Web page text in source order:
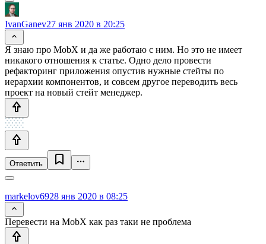
IvanGanev27 янв 2020 в 20:25
Я знаю про MobX и да же работаю с ним. Но это не имеет
никакого отношения к статье. Одно дело провести
рефакторинг приложения опустив нужные стейты по
иерархии компонентов, и совсем другое переводить весь
проект на новый стейт менеджер.
Ответить
markelov6928 янв 2020 в 08:25
Перевести на MobX как раз таки не проблема